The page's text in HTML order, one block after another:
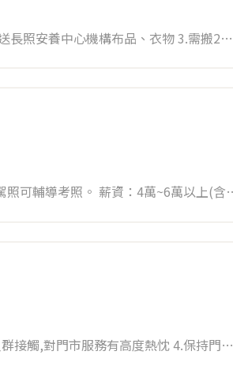
長照安養中心機構布品、衣物 3.需搬20
4萬~6萬以上(含獎
接觸,對門市服務有高度熱忱 4.保持門市